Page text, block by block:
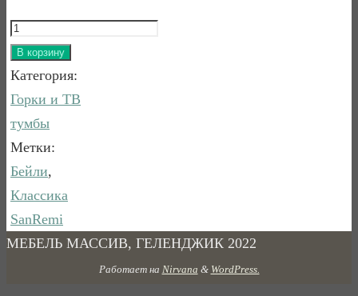
Количество
товара
КОМОД
БЕЙЛИ
С
4
ЯЩИКАМИ
БЕЛЫЙ
ВОСК
В корзину
Категория:
Горки и ТВ
тумбы
Метки:
Бейли,
Классика
SanRemi
МЕБЕЛЬ МАССИВ, ГЕЛЕНДЖИК 2022
Работает на Nirvana & WordPress.